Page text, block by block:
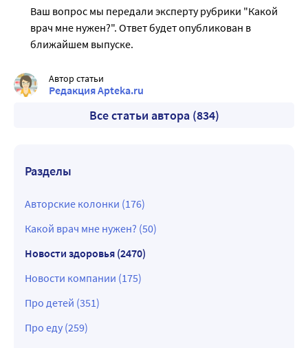
Ваш вопрос мы передали эксперту рубрики "Какой
врач мне нужен?". Ответ будет опубликован в
ближайшем выпуске.
Автор статьи
Редакция Apteka.ru
Все статьи автора (834)
Разделы
Авторские колонки (176)
Какой врач мне нужен? (50)
Новости здоровья (2470)
Новости компании (175)
Про детей (351)
Про еду (259)